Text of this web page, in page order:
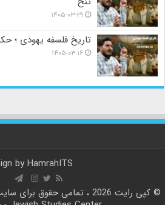
۱۴۰۵-۰۳-۲۹
تاریخ فلسفه یهودی ؛
۱۴۰۵-۰۳-۱۶
by HamrahITS
© کپی رایت 2026 ، تمامی حقوق برای سایت